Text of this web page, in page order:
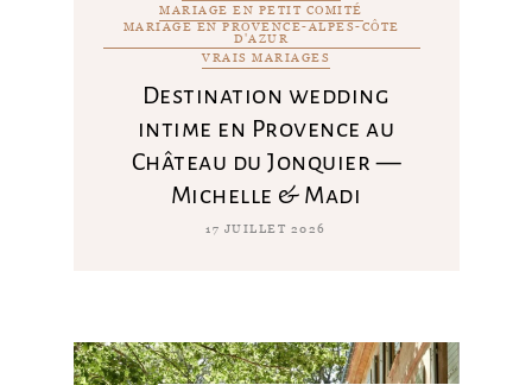
MARIAGE EN PETIT COMITÉ
MARIAGE EN PROVENCE-ALPES-CÔTE
D'AZUR
VRAIS MARIAGES
Destination wedding
intime en Provence au
Château du Jonquier —
Michelle & Madi
17 JUILLET 2026